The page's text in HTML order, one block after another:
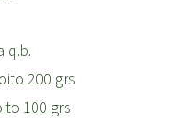
q.b.
200 grs
100 grs